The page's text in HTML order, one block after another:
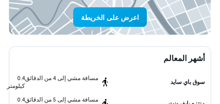
اعرض على الخريطة
أشهر المعالم
سوق باي سايد
مسافة مشي إلى 4 من الدقائق
0.4
كيلومتر
مسافة مشي إلى 5 من الدقائق
0.4